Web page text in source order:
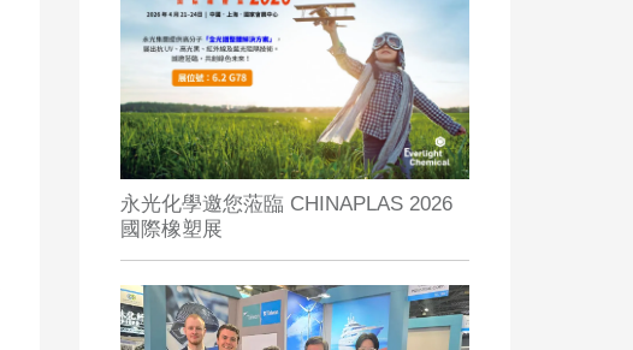
永光化學邀您蒞臨 CHINAPLAS 2026
國際橡塑展